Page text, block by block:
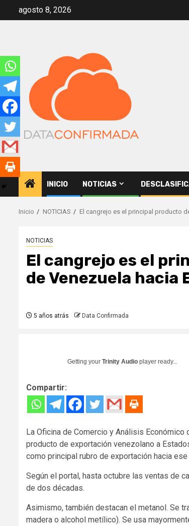
agosto 8, 2026
INICIO NOTICIAS
Inicio NOTICIAS El cangrejo es el principal producto
NOTICIAS
El cangrejo es el
de Venezuela hacia
5 años atrás Data Confirmada
Getting your Trinity Audio player ready...
Compartir:
La Oficina de Comercio y Análisis
producto de exportación venezolano a
como principal rubro de exportación hacia ese
Según el portal, hasta octubre las ventas de
de dos décadas.
Asimismo, también destacan el metanol. Se
madera o alcohol metílico). Se usa